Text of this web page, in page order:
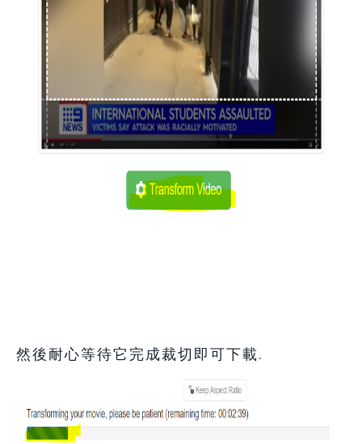
然後耐心等待它完成裁切即可下載.